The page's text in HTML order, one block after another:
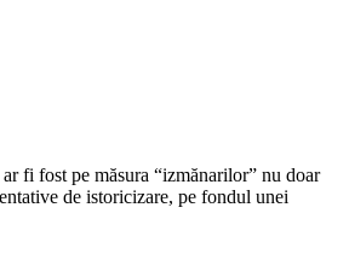
fi fost pe măsura “izmănarilor” nu doar
de istoricizare, pe fondul unei